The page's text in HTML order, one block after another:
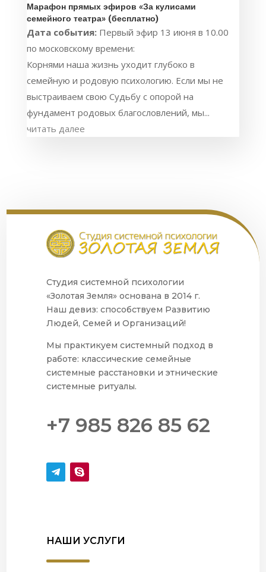
Марафон прямых эфиров «За кулисами
семейного театра» (бесплатно)
Дата события: Первый эфир 13 июня в 10.00
по московскому времени:
Корнями наша жизнь уходит глубоко в
семейную и родовую психологию. Если мы не
выстраиваем свою Судьбу с опорой на
фундамент родовых благословлений, мы...
читать далее
Студия системной психологии
«Золотая Земля» основана в 2014 г.
Наш девиз: способствуем Развитию
Людей, Семей и Организаций!
Мы практикуем системный подход в
работе: классические семейные
системные расстановки и этнические
системные ритуалы.
+7 985 826 85 62
НАШИ УСЛУГИ